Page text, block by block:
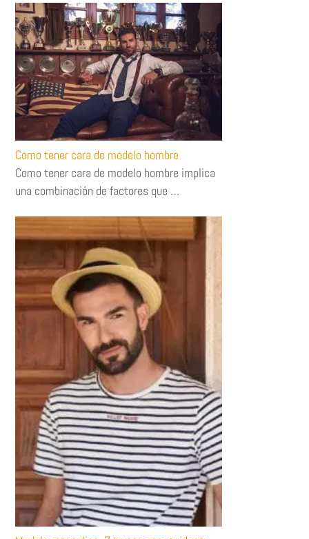
Como tener cara de modelo hombre
Como tener cara de modelo hombre implica
una combinación de factores que …